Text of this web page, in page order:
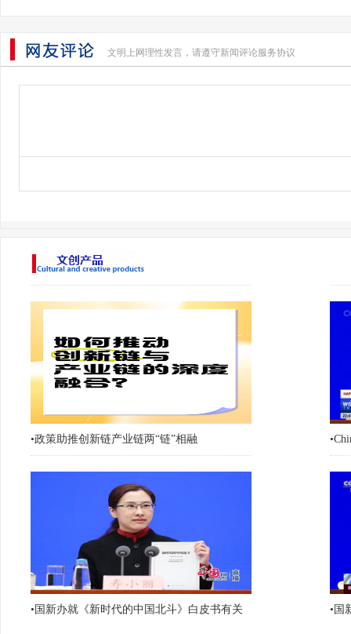
•政策助推创新链产业链两“链”相融 •
• 国新办就《新时代的中国北斗》白皮书有关 • 国